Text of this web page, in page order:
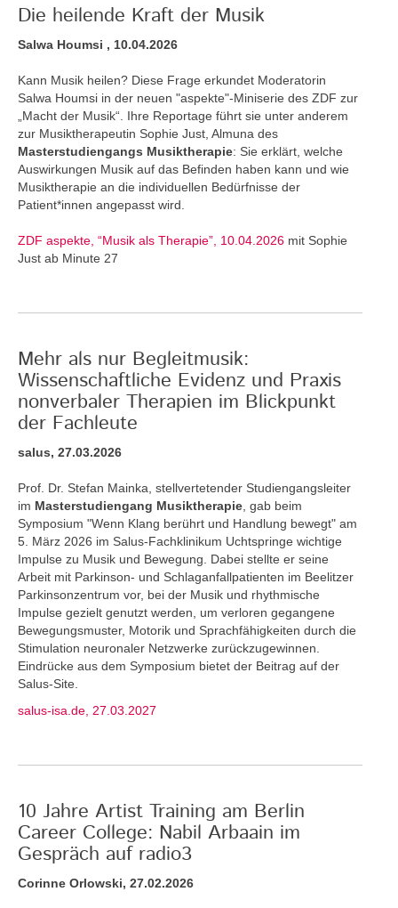
Die heilende Kraft der Musik
Salwa Houmsi , 10.04.2026
Kann Musik heilen? Diese Frage erkundet Moderatorin
Salwa Houmsi in der neuen "aspekte"-Miniserie des ZDF zur
„Macht der Musik“. Ihre Reportage führt sie unter anderem
zur Musiktherapeutin Sophie Just, Almuna des
Masterstudiengangs Musiktherapie: Sie erklärt, welche
Auswirkungen Musik auf das Befinden haben kann und wie
Musiktherapie an die individuellen Bedürfnisse der
Patient*innen angepasst wird.
ZDF aspekte, “Musik als Therapie”, 10.04.2026 mit Sophie
Just ab Minute 27
Mehr als nur Begleitmusik:
Wissenschaftliche Evidenz und Praxis
nonverbaler Therapien im Blickpunkt
der Fachleute
salus, 27.03.2026
Prof. Dr. Stefan Mainka, stellvertetender Studiengangsleiter
im Masterstudiengang Musiktherapie , gab beim
Symposium "Wenn Klang berührt und Handlung bewegt" am
5. März 2026 im Salus-Fachklinikum Uchtspringe wichtige
Impulse zu Musik und Bewegung. Dabei stellte er seine
Arbeit mit Parkinson- und Schlaganfallpatienten im Beelitzer
Parkinsonzentrum vor, bei der Musik und rhythmische
Impulse gezielt genutzt werden, um verloren gegangene
Bewegungsmuster, Motorik und Sprachfähigkeiten durch die
Stimulation neuronaler Netzwerke zurückzugewinnen.
Eindrücke aus dem Symposium bietet der Beitrag auf der
Salus-Site.
salus-isa.de, 27.03.2027
10 Jahre Artist Training am Berlin
Career College: Nabil Arbaain im
Gespräch auf radio3
Corinne Orlowski, 27.02.2026